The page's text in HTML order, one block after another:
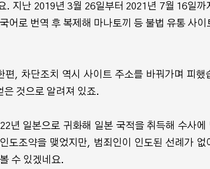
. 지난 2019년 3월 26일부터 2021년 7월 16일까
어로 번역 후 복제해 마나토끼 등 불법 유통 사이
, 차단조치 역시 사이트 주소를 바꿔가며 피했
은 것으로 알려져 있죠.
년 일본으로 귀화해 일본 국적을 취득해 수사에
도조약을 맺었지만, 범죄인이 인도된 선례가 없
수 있겠네요.
지상최대공모
네이버웹툰, 원작